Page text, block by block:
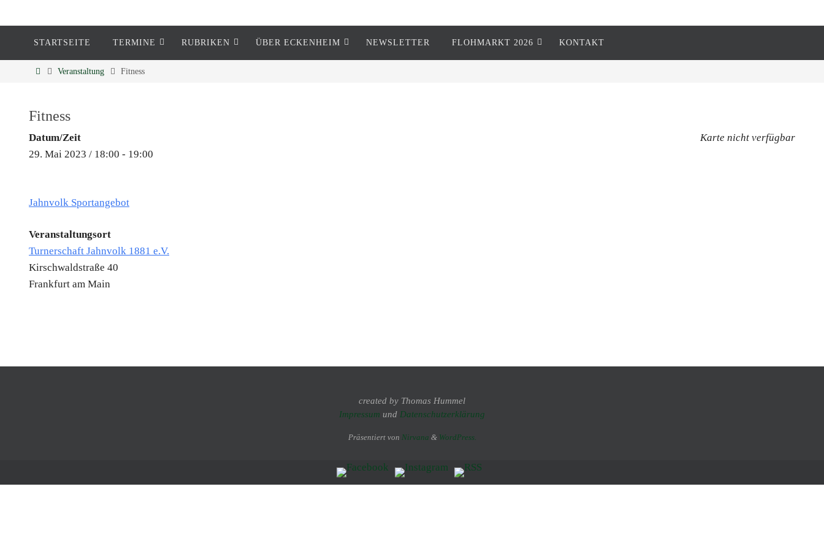
Eckenheim
STARTSEITE TERMINE RUBRIKEN ÜBER ECKENHEIM NEWSLETTER FLOHMARKT 2026 KONTAKT
Veranstaltung Fitness
Fitness
Karte nicht verfügbar
Datum/Zeit
29. Mai 2023 / 18:00 - 19:00
Jahnvolk Sportangebot
Veranstaltungsort
Turnerschaft Jahnvolk 1881 e.V.
Kirschwaldstraße 40
Frankfurt am Main
created by Thomas Hummel
Impressum und Datenschutzerklärung
Präsentiert von Nirvana & WordPress.